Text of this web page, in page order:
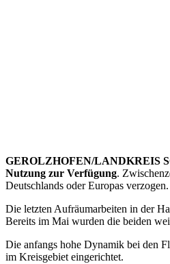
GEROLZHOFEN/LANDKREIS
Nutzung zur Verfügung.
Deutschlands oder Europas
Die letzten Aufräumarbeiten in der
Bereits im Mai wurden die beiden
Die anfangs hohe Dynamik bei den
im Kreisgebiet eingerichtet.